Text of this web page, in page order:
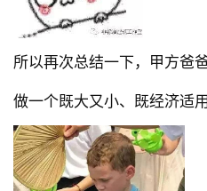
所以再次总结一下，甲方爸
做一个既大又小、既经济适